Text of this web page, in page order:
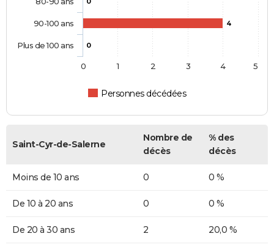
4
0
Personnes décédées
90-100 ans
Plus de 100 ans
0 1 2 3 4 5
Saint-Cyr-de-Salerne
Nombre de
décès
% des
décès
Moins de 10 ans 0 0 %
De 10 à 20 ans 0 0 %
De 20 à 30 ans 2 20,0 %